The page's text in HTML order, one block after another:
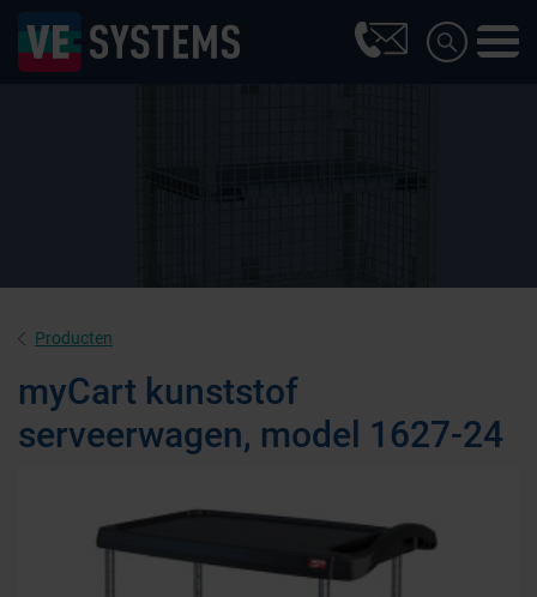
Producten
myCart kunststof
serveerwagen, model 1627-24